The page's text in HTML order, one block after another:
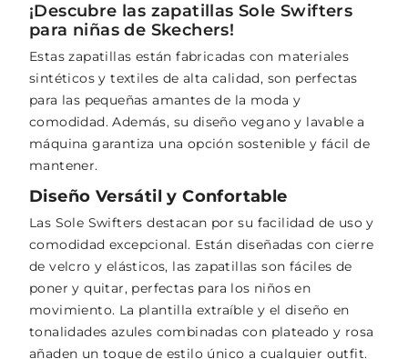
¡Descubre las zapatillas Sole Swifters
para niñas de Skechers!
Estas zapatillas están fabricadas con materiales
sintéticos y textiles de alta calidad, son perfectas
para las pequeñas amantes de la moda y
comodidad. Además, su diseño vegano y lavable a
máquina garantiza una opción sostenible y fácil de
mantener.
Diseño Versátil y Confortable
Las Sole Swifters destacan por su facilidad de uso y
comodidad excepcional. Están diseñadas con cierre
de velcro y elásticos, las zapatillas son fáciles de
poner y quitar, perfectas para los niños en
movimiento. La plantilla extraíble y el diseño en
tonalidades azules combinadas con plateado y rosa
añaden un toque de estilo único a cualquier outfit.